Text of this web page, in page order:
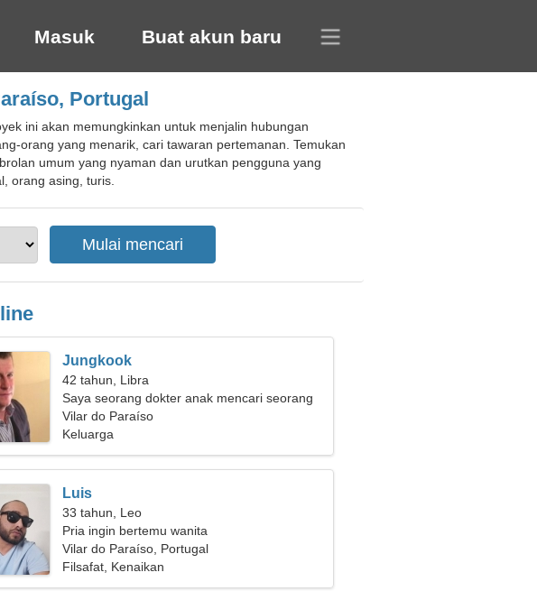
Masuk Buat akun baru
Portugal
ini akan memungkinkan untuk menjalin hubungan
orang yang menarik, cari tawaran pertemanan. Temukan
umum yang nyaman dan urutkan pengguna yang
orang asing, turis.
Jungkook
42 tahun, Libra
Saya seorang dokter anak mencari seorang
wanita sensitif
Vilar do Paraíso
Keluarga
Luis
33 tahun, Leo
Pria ingin bertemu wanita
Vilar do Paraíso, Portugal
Filsafat, Kenaikan